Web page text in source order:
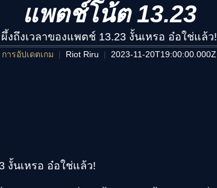
แพตช์โน้ต 13.23
ผึ้งถึงเวลาของแพตช์ 13.23 งั้นเหรอ อ๋อใช่แล้ว!
การอัปเดตเกม Riot Riru 2023-11-20T19:00:00.000Z
งั้นเหรอ อ๋อใช่แล้ว!